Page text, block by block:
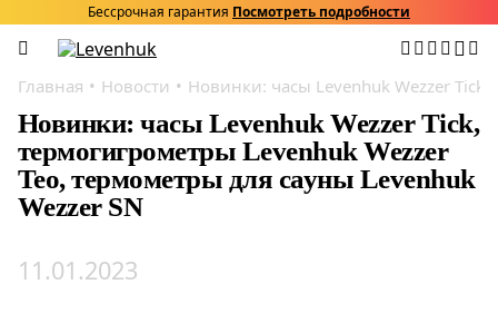
Бессрочная гарантия Посмотреть подробности
Главная Новости Новинки: часы Levenhuk Wezzer Tick,
Новинки: часы Levenhuk Wezzer Tick,
термогигрометры Levenhuk Wezzer
Teo, термометры для сауны Levenhuk
Wezzer SN
11.01.2023